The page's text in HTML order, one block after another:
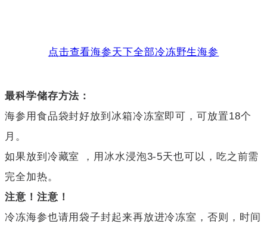
点击查看海参天下全部冷冻野生海参
最科学储存方法：
海参用食品袋封好放到冰箱冷冻室即可，可放置18个
月。
如果放到冷藏室 ，用冰水浸泡3-5天也可以，吃之前需
完全加热。
注意！注意！
冷冻海参也请用袋子封起来再放进冷冻室，否则，时间